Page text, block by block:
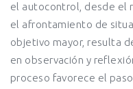
el autocontrol, desde el
el afrontamiento de
objetivo mayor, resulta
en observación y
proceso favorece el